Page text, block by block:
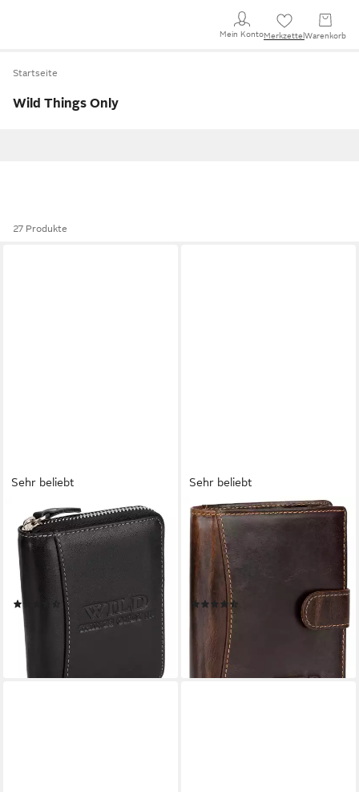
Mein KontoMerkzettel Warenkorb
Startseite
Wild Things Only
27 Produkte
Sehr beliebt
WILD THINGS ONLY !!!
Geldbörse RFID Leder
Portmonne Geldbörse Herren
mit Reißverschluss
Hochformat, RFID Schutz
(54)
20,95 €
lieferbar - in 3-4 Werktagen bei dir
Sehr beliebt
WILD THINGS ONLY !!!
Geldbörse RFID echt Leder
Portemonnaie Geldbörse
Riegelbörsel Herren
Hochformat, RFID Schutz
19,95 €
lieferbar - in 3-4 Werktagen bei dir